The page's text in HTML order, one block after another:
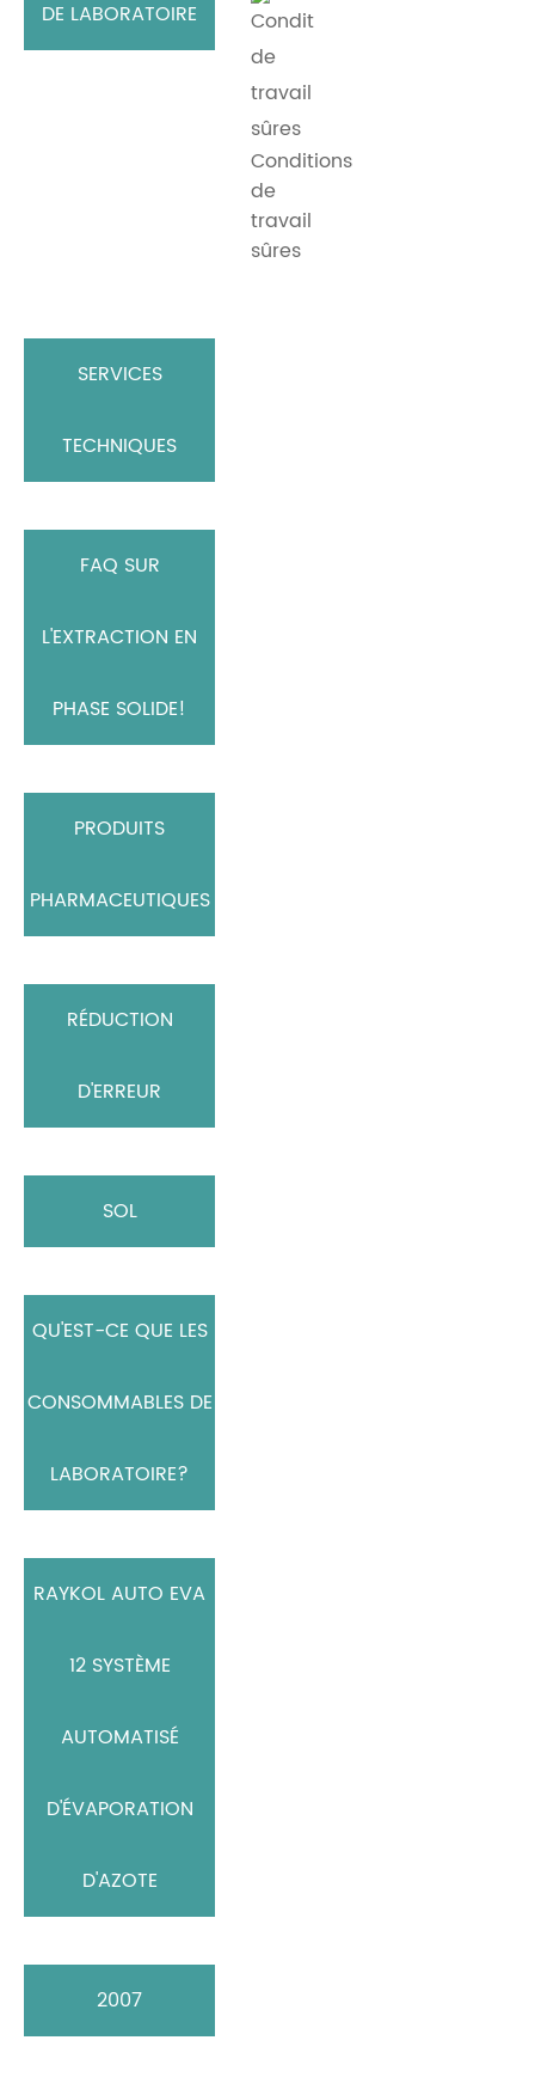
DE LABORATOIRE
Conditions
de
travail
sûres
SERVICES
TECHNIQUES
FAQ SUR
L'EXTRACTION EN
PHASE SOLIDE!
PRODUITS
PHARMACEUTIQUES
RÉDUCTION
D'ERREUR
SOL
QU'EST-CE QUE LES
CONSOMMABLES DE
LABORATOIRE?
RAYKOL AUTO EVA
12 SYSTÈME
AUTOMATISÉ
D'ÉVAPORATION
D'AZOTE
2007